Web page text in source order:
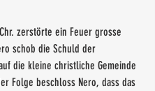
zerstörte ein Feuer grosse
schob die Schuld der
die kleine christliche Gemeinde
Folge beschloss Nero, dass das